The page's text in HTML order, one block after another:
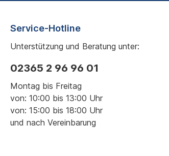
Service-Hotline
Unterstützung und Beratung unter:
02365 2 96 96 01
Montag bis Freitag
von: 10:00 bis 13:00 Uhr
von: 15:00 bis 18:00 Uhr
und nach Vereinbarung